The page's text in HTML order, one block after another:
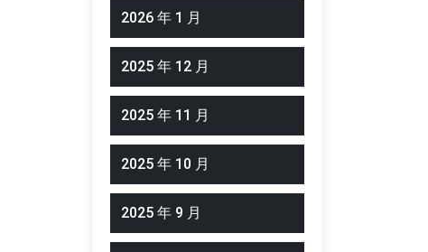
2026 年 1 月
2025 年 12 月
2025 年 11 月
2025 年 10 月
2025 年 9 月